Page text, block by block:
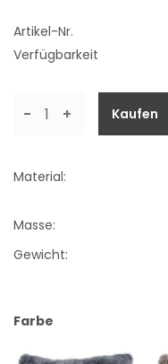
Artikel-Nr.
Verfügbarkeit
- +
Material:
Masse:
Gewicht:
Farbe